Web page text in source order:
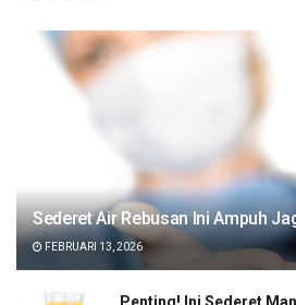
Sederet Air Rebusan Ini Ampuh
FEBRUARI 13, 2026